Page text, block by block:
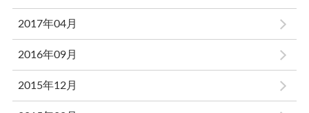
2017年04月
2016年09月
2015年12月